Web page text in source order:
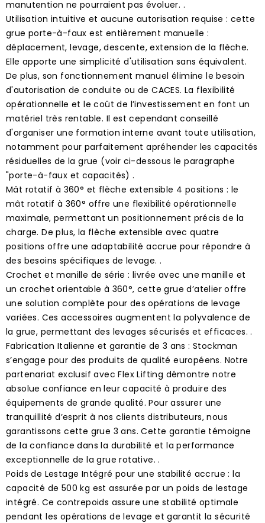
manutention ne pourraient pas évoluer. .
Utilisation intuitive et aucune autorisation requise : cette
grue porte-à-faux est entièrement manuelle :
déplacement, levage, descente, extension de la flèche.
Elle apporte une simplicité d'utilisation sans équivalent.
De plus, son fonctionnement manuel élimine le besoin
d'autorisation de conduite ou de CACES. La flexibilité
opérationnelle et le coût de l’investissement en font un
matériel très rentable. Il est cependant conseillé
d'organiser une formation interne avant toute utilisation,
notamment pour parfaitement apréhender les capacités
résiduelles de la grue (voir ci-dessous le paragraphe
"porte-à-faux et capacités) .
Mât rotatif à 360° et flèche extensible 4 positions : le
mât rotatif à 360° offre une flexibilité opérationnelle
maximale, permettant un positionnement précis de la
charge. De plus, la flèche extensible avec quatre
positions offre une adaptabilité accrue pour répondre à
des besoins spécifiques de levage. .
Crochet et manille de série : livrée avec une manille et
un crochet orientable à 360°, cette grue d’atelier offre
une solution complète pour des opérations de levage
variées. Ces accessoires augmentent la polyvalence de
la grue, permettant des levages sécurisés et efficaces. .
Fabrication Italienne et garantie de 3 ans : Stockman
s’engage pour des produits de qualité européens. Notre
partenariat exclusif avec Flex Lifting démontre notre
absolue confiance en leur capacité à produire des
équipements de grande qualité. Pour assurer une
tranquillité d’esprit à nos clients distributeurs, nous
garantissons cette grue 3 ans. Cette garantie témoigne
de la confiance dans la durabilité et la performance
exceptionnelle de la grue rotative. .
Poids de Lestage Intégré pour une stabilité accrue : la
capacité de 500 kg est assurée par un poids de lestage
intégré. Ce contrepoids assure une stabilité optimale
pendant les opérations de levage et garantit la sécurité